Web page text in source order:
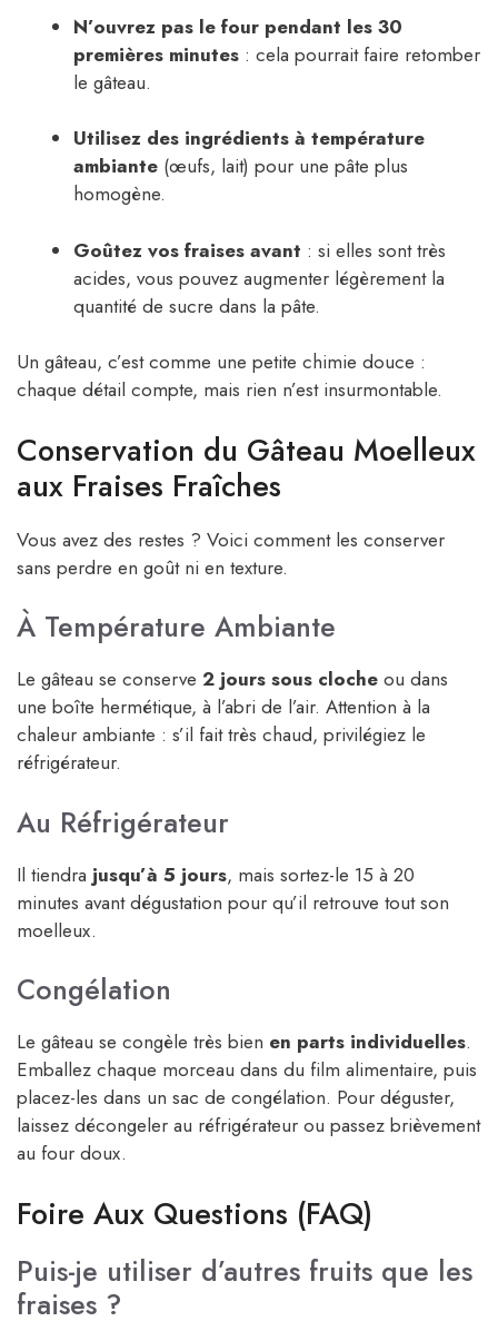
N’ouvrez pas le four pendant les 30
premières minutes : cela pourrait faire retomber
le gâteau.
Utilisez des ingrédients à température
ambiante (œufs, lait) pour une pâte plus
homogène.
Goûtez vos fraises avant : si elles sont très
acides, vous pouvez augmenter légèrement la
quantité de sucre dans la pâte.
Un gâteau, c’est comme une petite chimie douce :
chaque détail compte, mais rien n’est insurmontable.
Conservation du Gâteau Moelleux
aux Fraises Fraîches
Vous avez des restes ? Voici comment les conserver
sans perdre en goût ni en texture.
À Température Ambiante
Le gâteau se conserve 2 jours sous cloche ou dans
une boîte hermétique, à l’abri de l’air. Attention à la
chaleur ambiante : s’il fait très chaud, privilégiez le
réfrigérateur.
Au Réfrigérateur
Il tiendra jusqu’à 5 jours, mais sortez-le 15 à 20
minutes avant dégustation pour qu’il retrouve tout son
moelleux.
Congélation
Le gâteau se congèle très bien en parts individuelles.
Emballez chaque morceau dans du film alimentaire, puis
placez-les dans un sac de congélation. Pour déguster,
laissez décongeler au réfrigérateur ou passez brièvement
au four doux.
Foire Aux Questions (FAQ)
Puis-je utiliser d’autres fruits que les
fraises ?